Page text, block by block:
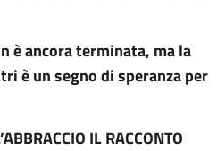
è ancora terminata, ma la
è un segno di speranza per
IL RACCONTO